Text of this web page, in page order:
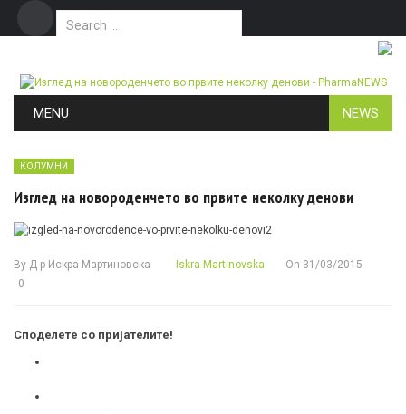
Search for:
MENU NEWS
КОЛУМНИ
Изглед на новороденчето во првите неколку денови
By Д-р Искра Мартиновска Iskra Martinovska On 31/03/2015
0
Споделете со пријателите!